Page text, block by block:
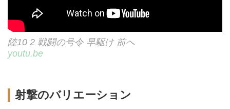
陸10 2 戦闘の号令 早駆け 前へ
youtu.be
射撃のバリエーション